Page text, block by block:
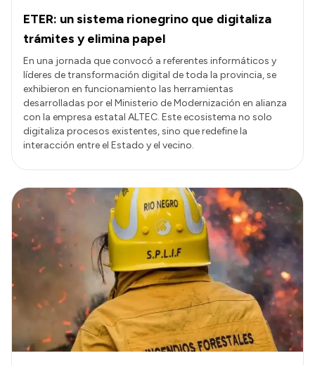
ETER: un sistema rionegrino que digitaliza
trámites y elimina papel
En una jornada que convocó a referentes informáticos y
líderes de transformación digital de toda la provincia, se
exhibieron en funcionamiento las herramientas
desarrolladas por el Ministerio de Modernización en alianza
con la empresa estatal ALTEC. Este ecosistema no solo
digitaliza procesos existentes, sino que redefine la
interacción entre el Estado y el vecino.